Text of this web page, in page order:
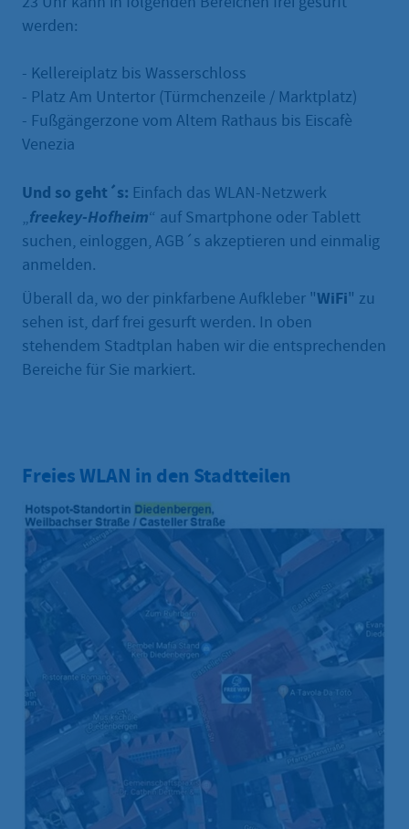
werden:
- Kellereiplatz bis Wasserschloss
- Platz Am Untertor (Türmchenzeile / Marktplatz)
- Fußgängerzone vom Altem Rathaus bis Eiscafè
Venezia
Und so geht´s: Einfach das WLAN-Netzwerk
„freekey-Hofheim“ auf Smartphone oder Tablett
suchen, einloggen, AGB´s akzeptieren und einmalig
anmelden.
Überall da, wo der pinkfarbene Aufkleber "WiFi" zu
sehen ist, darf frei gesurft werden. In oben
stehendem Stadtplan haben wir die entsprechenden
Bereiche für Sie markiert.
Freies WLAN in den Stadtteilen